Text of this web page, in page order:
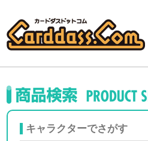
キャラクターでさがす